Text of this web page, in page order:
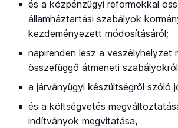
és a közpénzügyi reformokkal
államháztartási szabályok
kezdeményezett módosításáról;
napirenden lesz a veszélyhelyzet
összefüggő átmeneti
a járványügyi készültségről szóló
és a költségvetés
indítványok megvitatása,